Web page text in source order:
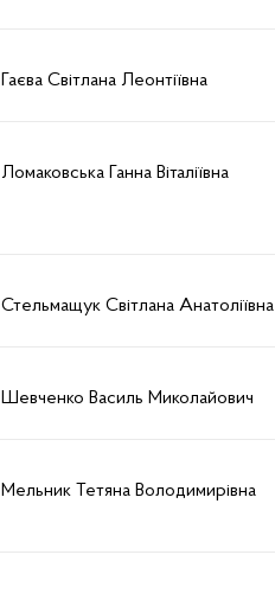
Гаєва Світлана Леонтіївна
Ломаковська Ганна Віталіївна
Стельмащук Світлана Анатоліївна
Шевченко Василь Миколайович
Мельник Тетяна Володимирівна